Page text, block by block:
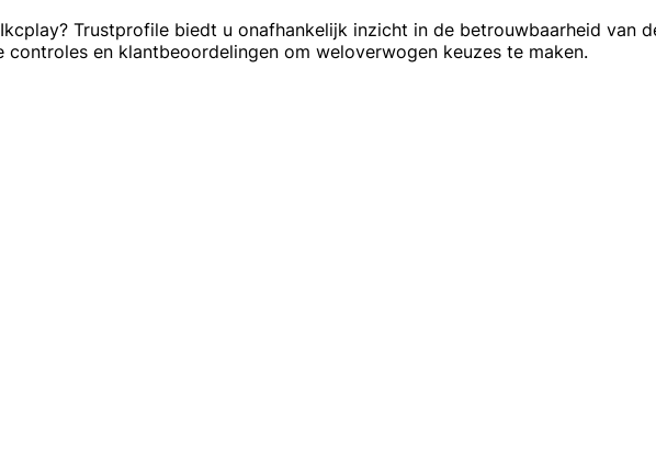
Trustprofile biedt u onafhankelijk inzicht in de betrouwbaarheid van
en klantbeoordelingen om weloverwogen keuzes te maken.